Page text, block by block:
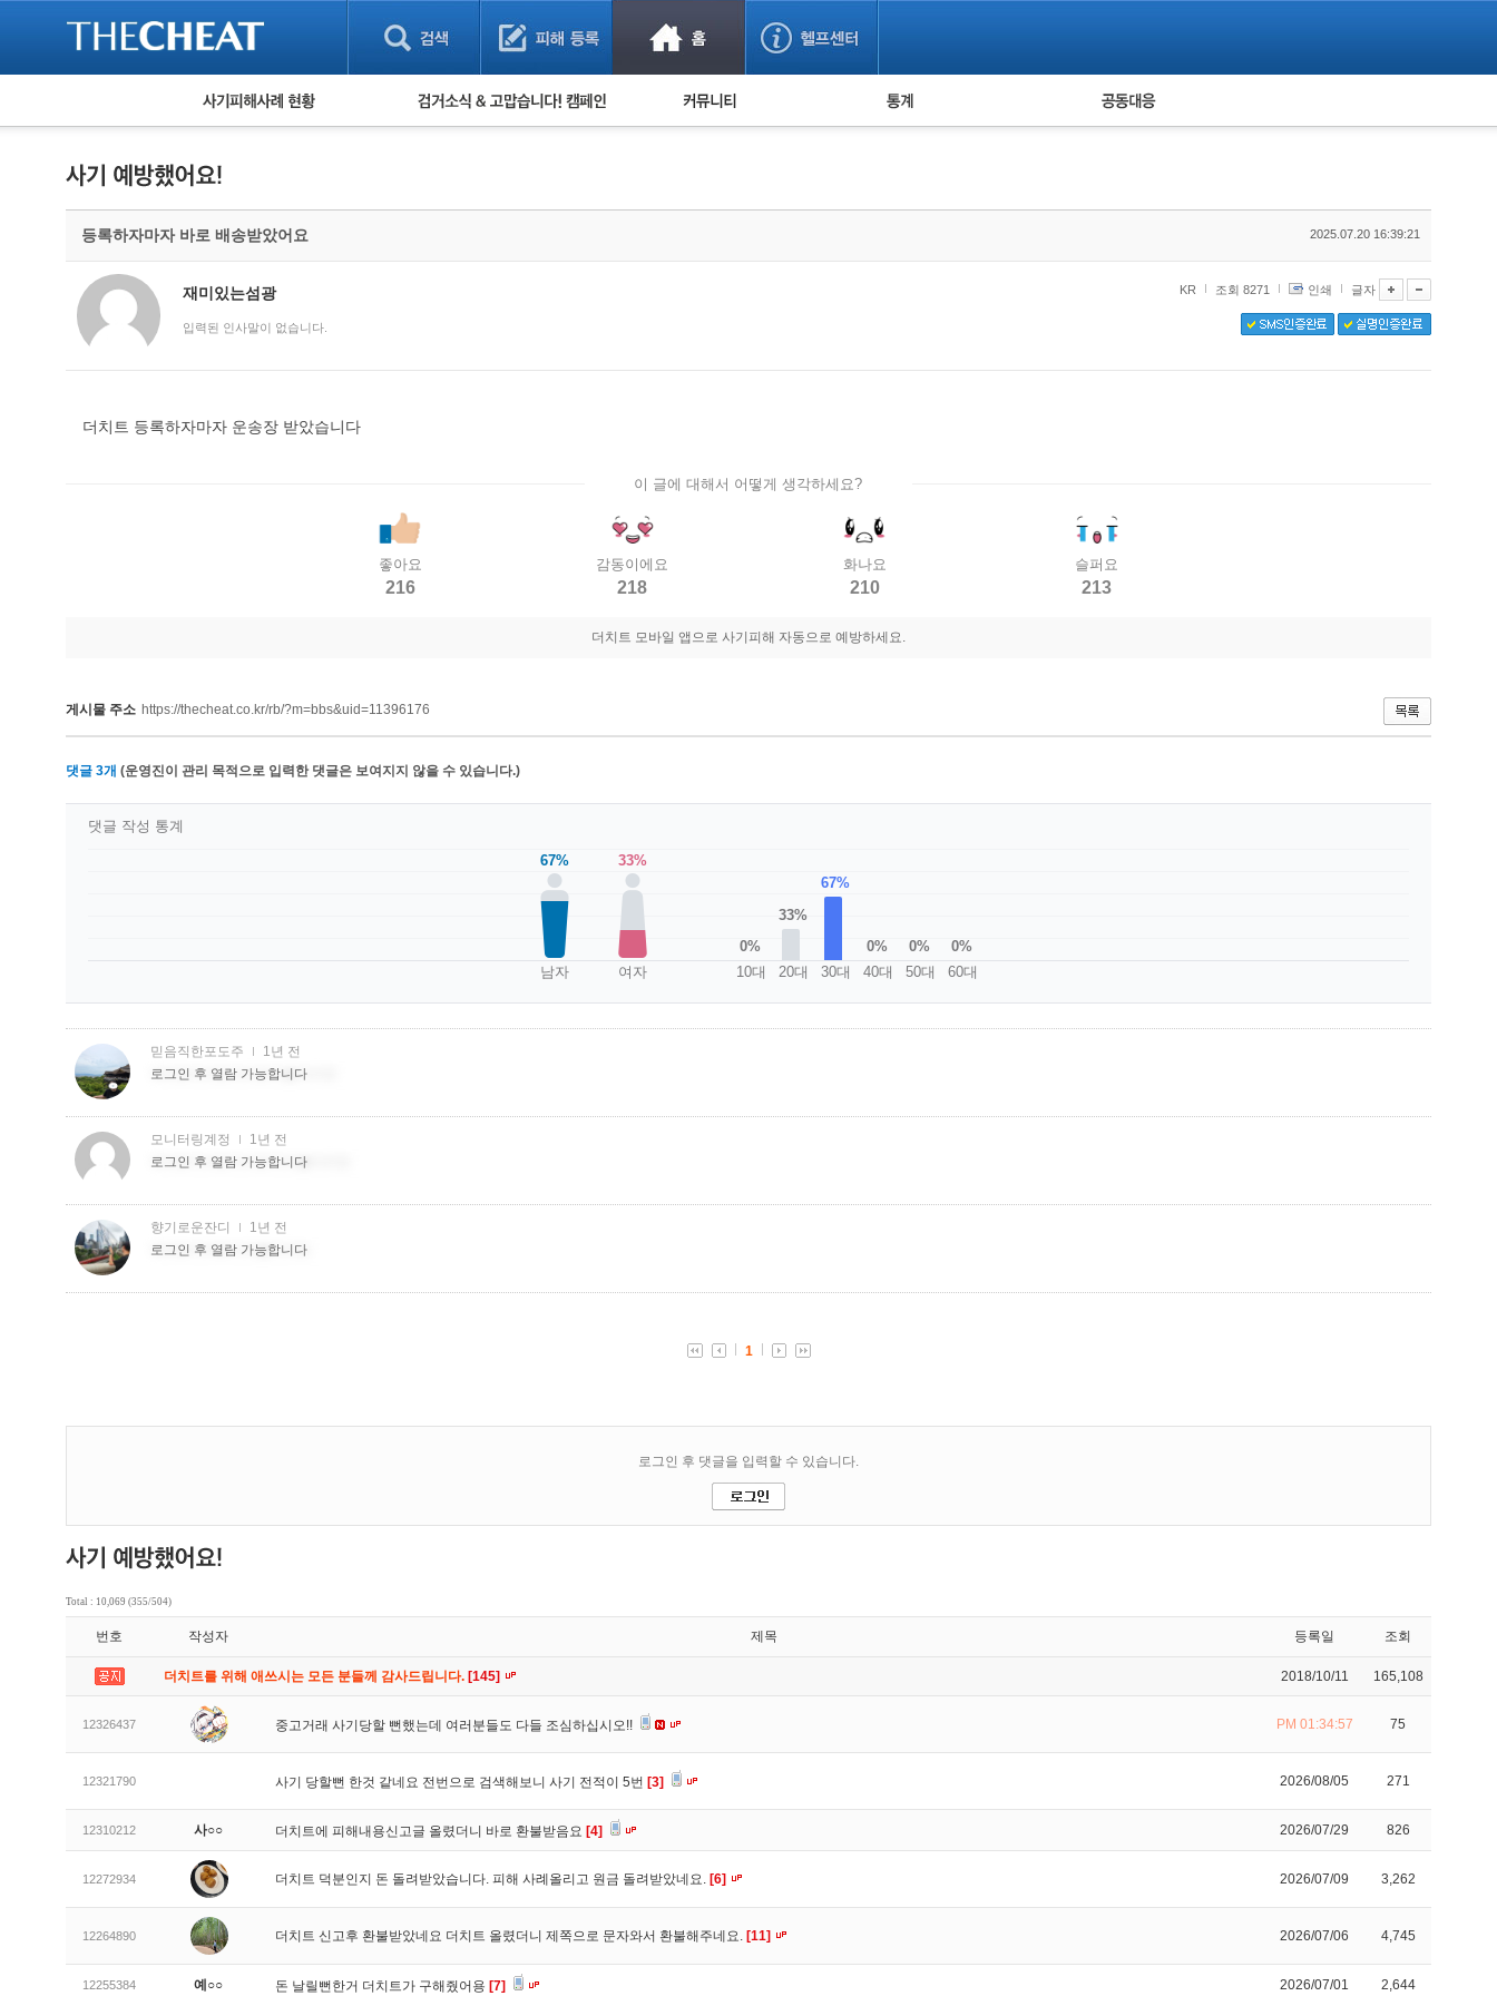
피해사례 현황
게임 · 비실물 피해사례
보이스피싱 피해사례
유해사이트 목록
비공개 피해사례
워킹홀리데이 피해사례
검거 소식 사기 예방했어요! 누적 피해사례 통계 피해자 공동대응
등록하자마자 바로 배송받았어요 2025.07.20 16:39:21
재미있는섬광
입력된 인사말이 없습니다.
KR 조회 8271 인쇄 글자
더치트 등록하자마자 운송장 받았습니다
이 글에 대해서 어떻게 생각하세요?
좋아요
216
감동이에요
218
화나요
210
슬퍼요
213
더치트 모바일 앱으로 사기피해 자동으로 예방하세요.
게시물 주소 https://thecheat.co.kr/rb/?m=bbs&uid=11396176
댓글 3개 (운영진이 관리 목적으로 입력한 댓글은 보여지지 않을 수 있습니다.)
67%
남자
33%
여자
0%
10대
33%
20대
67%
30대
0%
40대
0%
50대
0%
60대
댓글 작성 통계
Total : 10,069 (355/504)
번호 작성자 제목 등록일 조회
더치트를 위해 애쓰시는 모든 분들께 감사드립니다. [145] 2018/10/11 165,108
12326437 중고거래 사기당할 뻔했는데 여러분들도 다들 조심하십시오!! PM 01:34:57 75
12321790 사기 당할뻔 한것 같네요 전번으로 검색해보니 사기 전적이 5번 [3] 2026/08/05 271
12310212 사○○ 더치트에 피해내용신고글 올렸더니 바로 환불받음요 [4] 2026/07/29 826
12272934 더치트 덕분인지 돈 돌려받았습니다. 피해 사례올리고 원금 돌려받았네요. [6] 2026/07/09 3,262
12264890 더치트 신고후 환불받았네요 더치트 올렸더니 제쪽으로 문자와서 환불해주네요. [11] 2026/07/06 4,745
12255384 예○○ 돈 날릴뻔한거 더치트가 구해줬어용 [7] 2026/07/01 2,644